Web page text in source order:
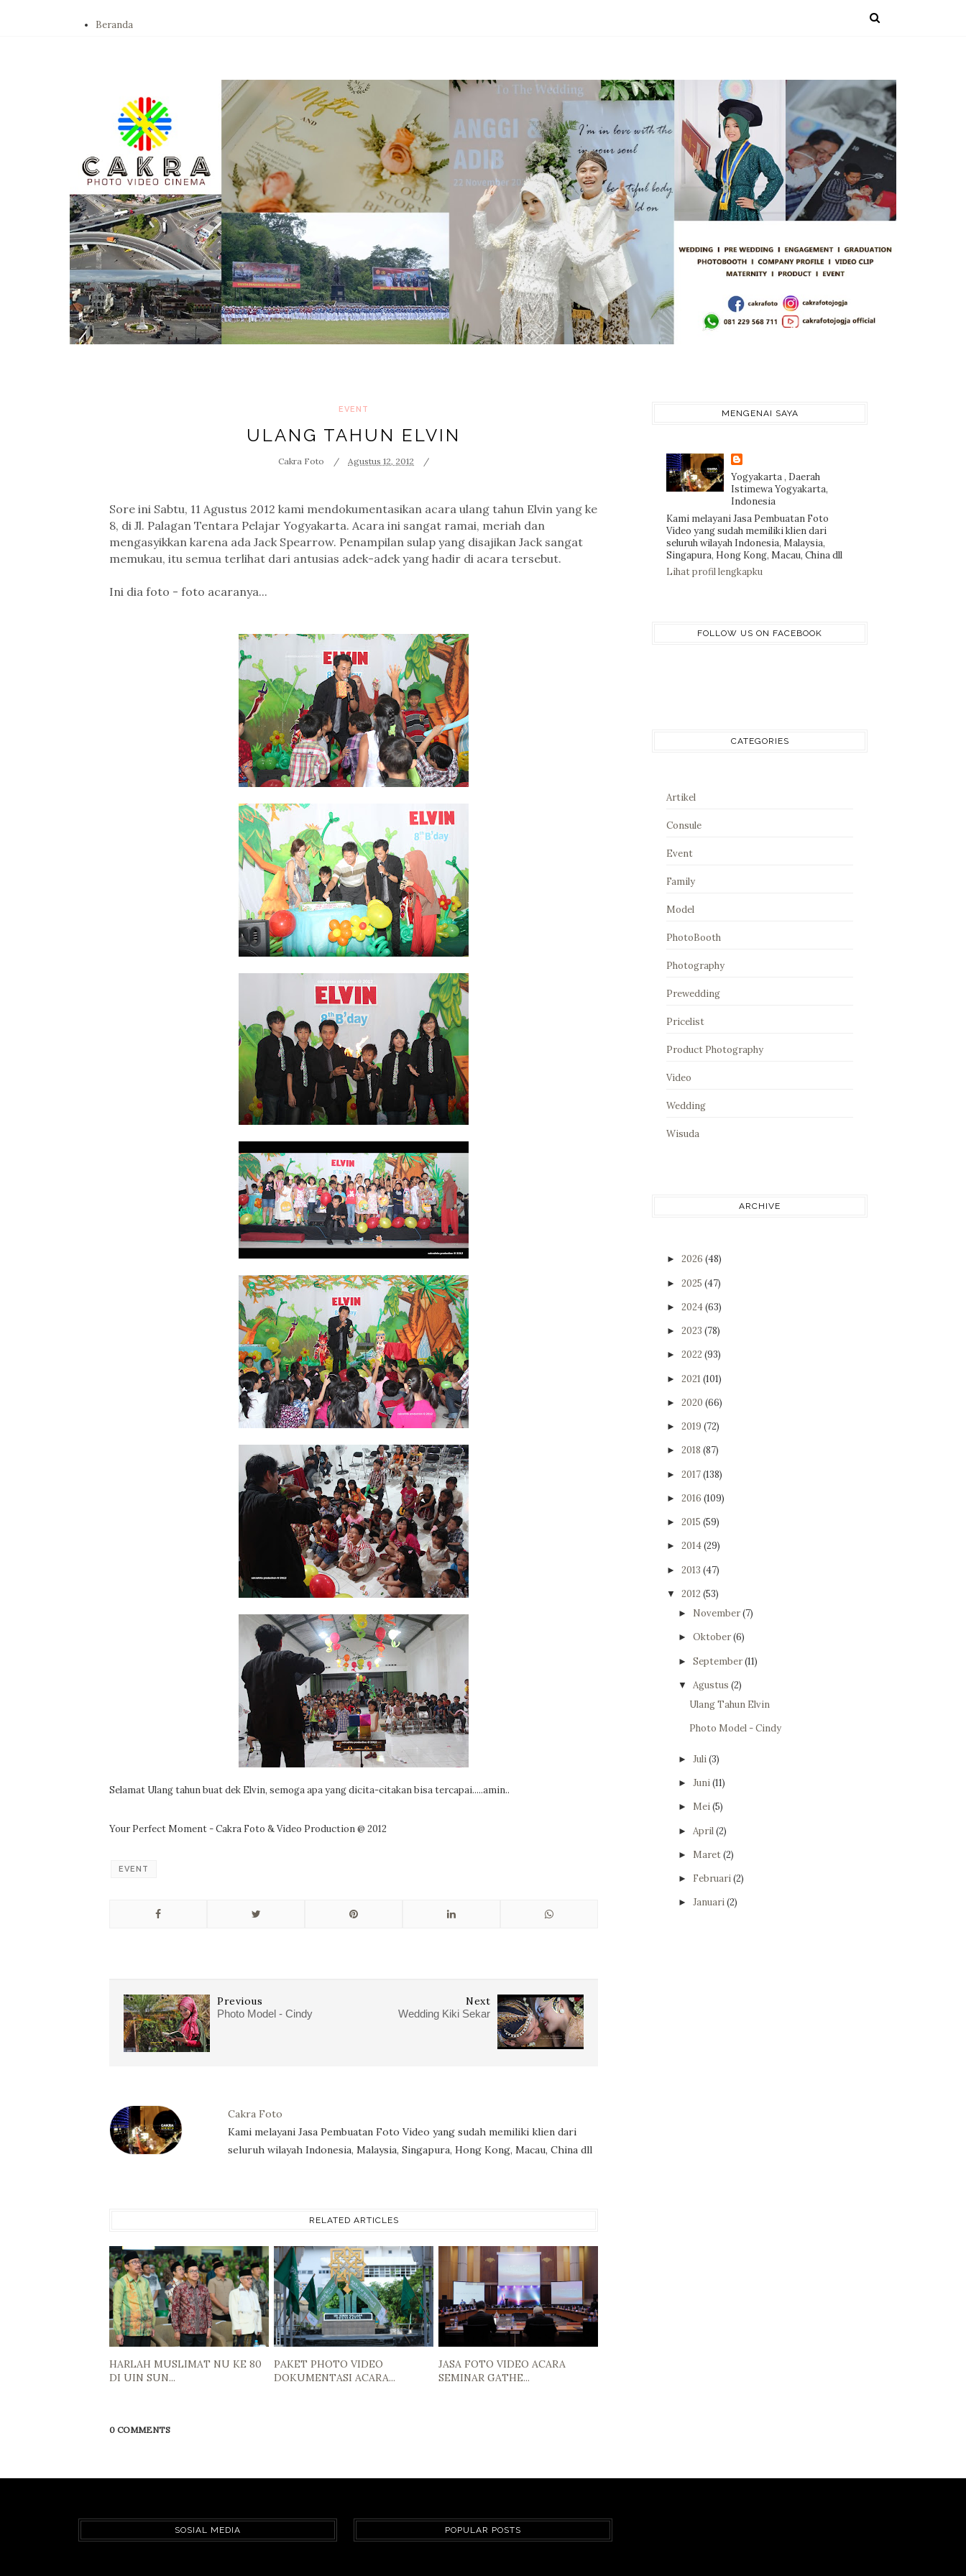
Beranda
EVENT
ULANG TAHUN ELVIN
Cakra Foto Agustus 12, 2012
Sore ini Sabtu, 11 Agustus 2012 kami mendokumentasikan acara ulang tahun Elvin yang ke
8, di Jl. Palagan Tentara Pelajar Yogyakarta. Acara ini sangat ramai, meriah dan
mengasyikkan karena ada Jack Spearrow. Penampilan sulap yang disajikan Jack sangat
memukau, itu semua terlihat dari antusias adek-adek yang hadir di acara tersebut.
Ini dia foto - foto acaranya...
Selamat Ulang tahun buat dek Elvin, semoga apa yang dicita-citakan bisa tercapai.....amin..
Your Perfect Moment - Cakra Foto & Video Production @ 2012
EVENT
Next
Wedding Kiki Sekar
Previous
Photo Model - Cindy
Cakra Foto
Kami melayani Jasa Pembuatan Foto Video yang sudah memiliki klien dari
seluruh wilayah Indonesia, Malaysia, Singapura, Hong Kong, Macau, China dll
RELATED ARTICLES
HARLAH MUSLIMAT NU KE 80
DI UIN SUN...
PAKET PHOTO VIDEO
DOKUMENTASI ACARA...
JASA FOTO VIDEO ACARA
SEMINAR GATHE...
0 COMMENTS
MENGENAI SAYA
Yogyakarta , Daerah
Istimewa Yogyakarta,
Indonesia
Kami melayani Jasa Pembuatan Foto
Video yang sudah memiliki klien dari
seluruh wilayah Indonesia, Malaysia,
Singapura, Hong Kong, Macau, China dll
Lihat profil lengkapku
FOLLOW US ON FACEBOOK
CATEGORIES
Artikel
Consule
Event
Family
Model
PhotoBooth
Photography
Prewedding
Pricelist
Product Photography
Video
Wedding
Wisuda
ARCHIVE
► 2026 (48)
► 2025 (47)
► 2024(63)
► 2023 (78)
► 2022 (93)
► 2021 (101)
► 2020 (66)
► 2019 (72)
► 2018 (87)
► 2017(138)
► 2016 (109)
► 2015 (59)
► 2014(29)
► 2013 (47)
▼ 2012 (53)
► November(7)
► Oktober(6)
► September(11)
▼ Agustus (2)
Ulang Tahun Elvin
Photo Model - Cindy
► Juli(3)
► Juni(11)
► Mei(5)
► April(2)
► Maret(2)
► Februari(2)
► Januari(2)
SOSIAL MEDIA POPULAR POSTS